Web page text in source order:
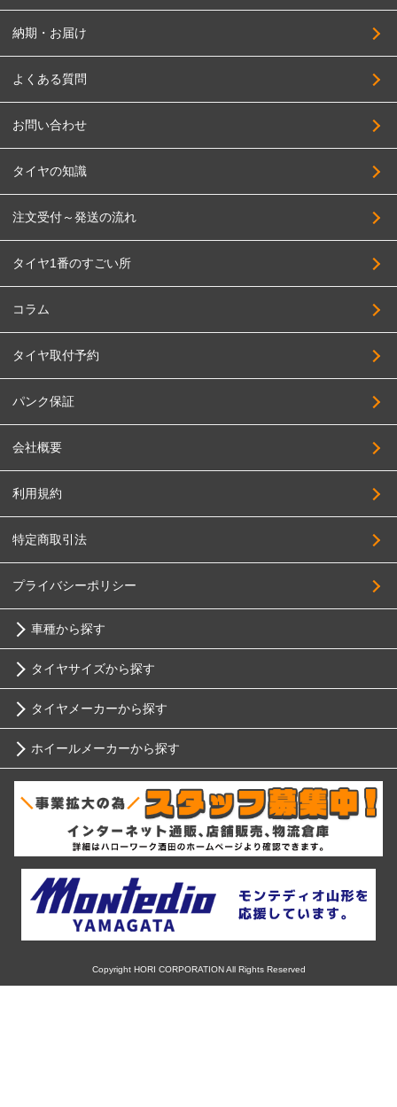
納期・お届け
よくある質問
お問い合わせ
タイヤの知識
注文受付～発送の流れ
タイヤ1番のすごい所
コラム
タイヤ取付予約
パンク保証
会社概要
利用規約
特定商取引法
プライバシーポリシー
車種から探す
トヨタ
ニッサン
スバル
マツダ
ミツビシ
タイヤサイズから探す
10インチ
12インチ
14インチ
15インチ
タイヤメーカーから探す
ブリヂストン
ミシュラン
ヨコハマ
ダンロップ
ホイールメーカーから探す
RIH
Advanti Racing
Copyright HORI CORPORATION All Rights Reserved